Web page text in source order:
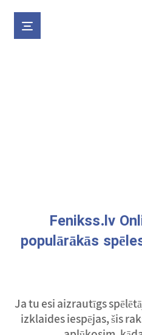
Fenikss.lv
populārākās
Ja tu esi aizrautīgs
izklaides iespējas, šis